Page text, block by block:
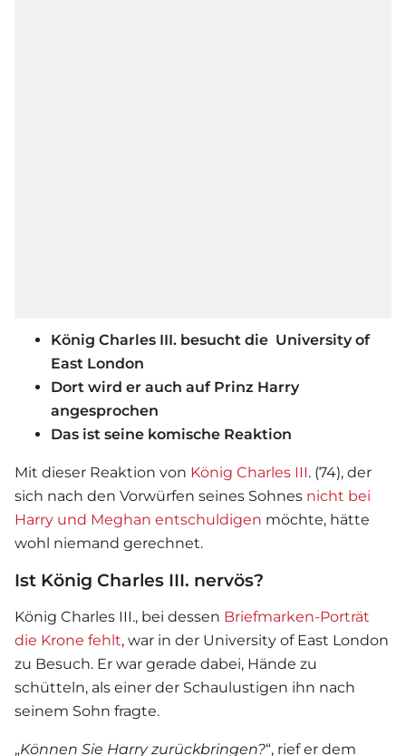
König Charles III. besucht die University of
East London
Dort wird er auch auf Prinz Harry
angesprochen
Das ist seine komische Reaktion
Mit dieser Reaktion von König Charles III. (74), der
sich nach den Vorwürfen seines Sohnes nicht bei
Harry und Meghan entschuldigen möchte, hätte
wohl niemand gerechnet.
Ist König Charles III. nervös?
König Charles III., bei dessen Briefmarken-Porträt
die Krone fehlt, war in der University of East London
zu Besuch. Er war gerade dabei, Hände zu
schütteln, als einer der Schaulustigen ihn nach
seinem Sohn fragte.
„Können Sie Harry zurückbringen?“, rief er dem